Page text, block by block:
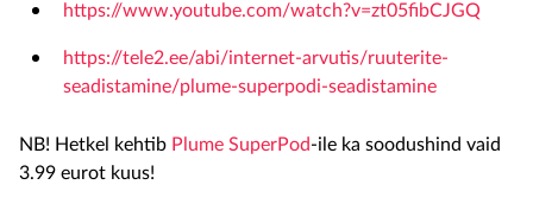
https://www.youtube.com/watch?v=zt05fibCJGQ
https://tele2.ee/abi/internet-arvutis/ruuterite-
seadistamine/plume-superpodi-seadistamine
NB! Hetkel kehtib Plume SuperPod-ile ka soodushind vaid
3.99 eurot kuus!